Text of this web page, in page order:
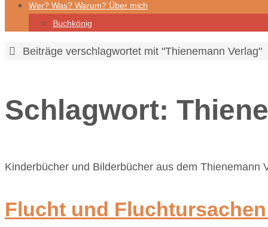
Wer? Was? Warum? Über mich
Buchkönig
StartBeiträge verschlagwortet mit "Thienemann Verlag"
Schlagwort:
Kinderbücher und Bilderbücher aus dem Thienemann
Flucht und